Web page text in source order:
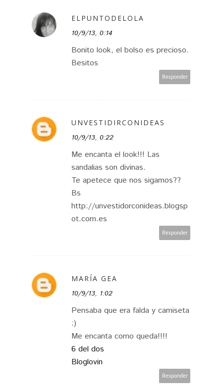
ELPUNTODELOLA
10/9/13, 0:14
Bonito look, el bolso es precioso.
Besitos
Responder
UNVESTIDIRCONIDEAS
10/9/13, 0:22
Me encanta el look!!! Las
sandalias son divinas.
Te apetece que nos sigamos??
Bs
http://unvestidorconideas.blogsp
ot.com.es
Responder
MARÍA GEA
10/9/13, 1:02
Pensaba que era falda y camiseta
:)
Me encanta como queda!!!!
6 del dos
Bloglovin
Responder